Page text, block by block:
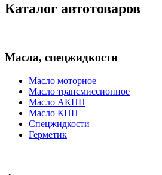
Каталог автотоваров
Масла, спецжидкости
Масло моторное
Масло трансмиссионное
Масло АКПП
Масло КПП
Спецжидкости
Герметик